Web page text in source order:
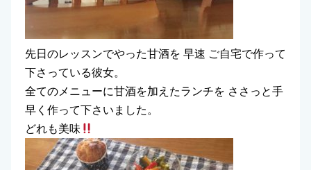
先日のレッスンでやった甘酒を 早速 ご自宅で作って
下さっている彼女。
全てのメニューに甘酒を加えたランチを ささっと手
早く作って下さいました。
どれも美味